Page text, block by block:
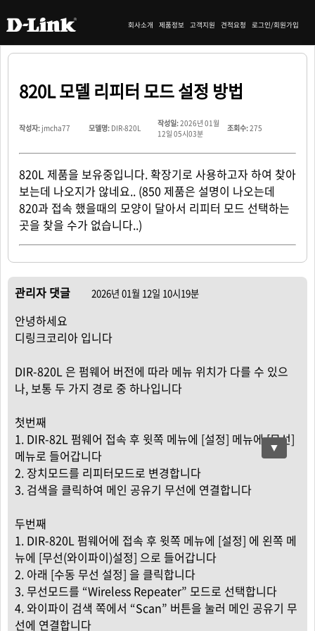
회사소개 제품정보 고객지원 견적요청 로그인/회원가입
820L 모델 리피터 모드 설정 방법
작성자: jmcha77 모델명:DIR-820L 작성일:2026년 01월
12일 05시03분
조회수:275
820L 제품을 보유중입니다. 확장기로 사용하고자 하여 찾아
보는데 나오지가 않네요.. (850 제품은 설명이 나오는데
820과 접속 했을때의 모양이 달아서 리피터 모드 선택하는
곳을 찾을 수가 없습니다..)
관리자 댓글 2026년 01월 12일 10시19분
안녕하세요
디링크코리아 입니다
DIR-820L 은 펌웨어 버전에 따라 메뉴 위치가 다를 수 있으
나, 보통 두 가지 경로 중 하나입니다
첫번째
1. DIR-82L 펌웨어 접속 후 윗쪽 메뉴에 [설정] 메뉴에 [무선]
메뉴로 들어갑니다
2. 장치모드를 리피터모드로 변경합니다
3. 검색을 클릭하여 메인 공유기 무선에 연결합니다
두번째
1. DIR-820L 펌웨어에 접속 후 윗쪽 메뉴에 [설정] 에 왼쪽 메
뉴에 [무선(와이파이)설정] 으로 들어갑니다
2. 아래 [수동 무선 설정] 을 클릭합니다
3. 무선모드를 “Wireless Repeater” 모드로 선택합니다
4. 와이파이 검색 쪽에서 “Scan” 버튼을 눌러 메인 공유기 무
선에 연결합니다
▼